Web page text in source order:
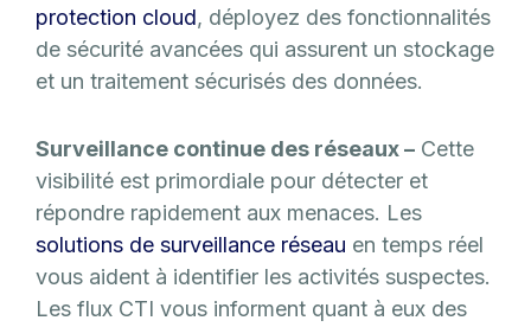
protection cloud, déployez des fonctionnalités
de sécurité avancées qui assurent un stockage
et un traitement sécurisés des données.
Surveillance continue des réseaux – Cette
visibilité est primordiale pour détecter et
répondre rapidement aux menaces. Les
solutions de surveillance réseau en temps réel
vous aident à identifier les activités suspectes.
Les flux CTI vous informent quant à eux des